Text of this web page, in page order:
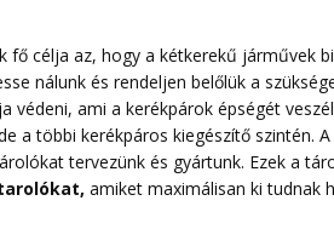
fő célja az, hogy a kétkerekű járművek
nálunk és rendeljen belőlük a
ami a kerékpárok épségét
a többi kerékpáros kiegészítő szintén.
tervezünk és gyártunk. Ezek a
, amiket maximálisan ki tudnak